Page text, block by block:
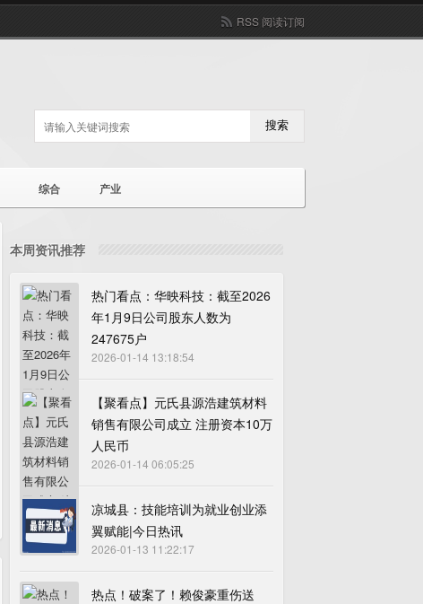
RSS 阅读订阅
搜索
综合 产业
本周资讯推荐
热门看点：华映科技：截至2026
年1月9日公司股东人数为
247675户
2026-01-14 13:18:54
【聚看点】元氏县源浩建筑材料
销售有限公司成立 注册资本10万
人民币
2026-01-14 06:05:25
凉城县：技能培训为就业创业添
翼赋能|今日热讯
2026-01-13 11:22:17
热点！破案了！赖俊豪重伤送